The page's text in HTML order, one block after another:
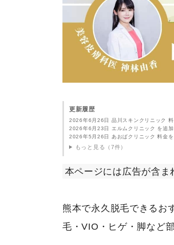
更新履歴
2026年6月26日 品川スキンクリニック
2026年6月23日 エルムクリニック を追加
2026年5月26日 あおばクリニック 料金を
もっと見る（7件）
本ページには広告が含ま
熊本で永久脱毛できるお
毛・VIO・ヒゲ・脚など